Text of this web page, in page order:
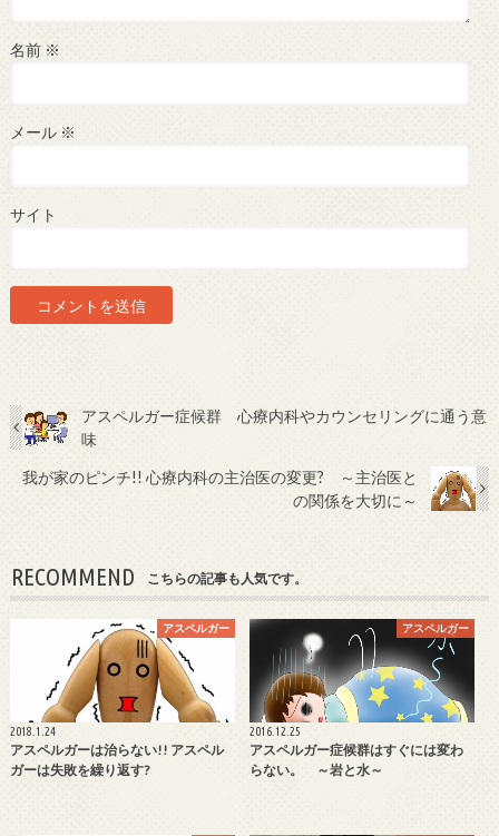
名前 ※
メール ※
サイト
アスペルガー症候群 心療内科やカウンセリングに通う意
味
我が家のピンチ!! 心療内科の主治医の変更? ～主治医と
の関係を大切に～
RECOMMEND こちらの記事も人気です。
アスペルガー
2018.1.24
アスペルガーは治らない!! アスペル
ガーは失敗を繰り返す?
アスペルガー
2016.12.25
アスペルガー症候群はすぐには変わ
らない。 ～岩と水～